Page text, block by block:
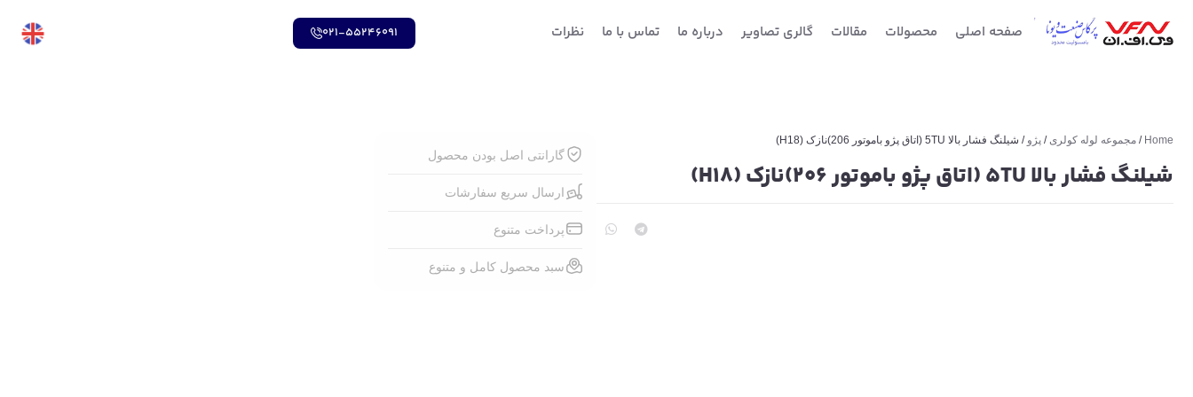
صفحه اصلی محصولات مقالات گالری تصاویر درباره ما تماس با ما نظرات 021-55246091
Home
/ مجموعه لوله کولری/ پژو / شیلنگ فشار بالا 5TU (اتاق پژو باموتور 206)نازک (H18)
شیلنگ فشار بالا 5TU (اتاق پژو باموتور 206)نازک (H18)
گارانتی اصل بودن محصول
ارسال سریع سفارشات
پرداخت متنوع
سبد محصول کامل و متنوع